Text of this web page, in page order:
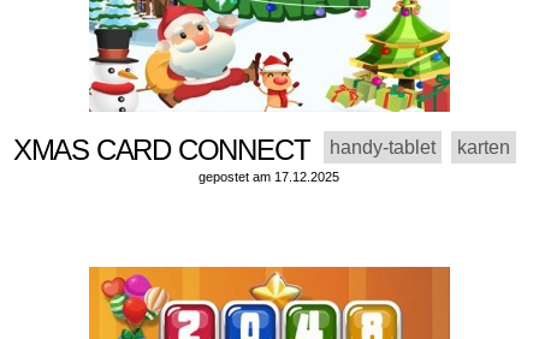
XMAS CARD CONNECT handy-tablet karten
gepostet am 17.12.2025